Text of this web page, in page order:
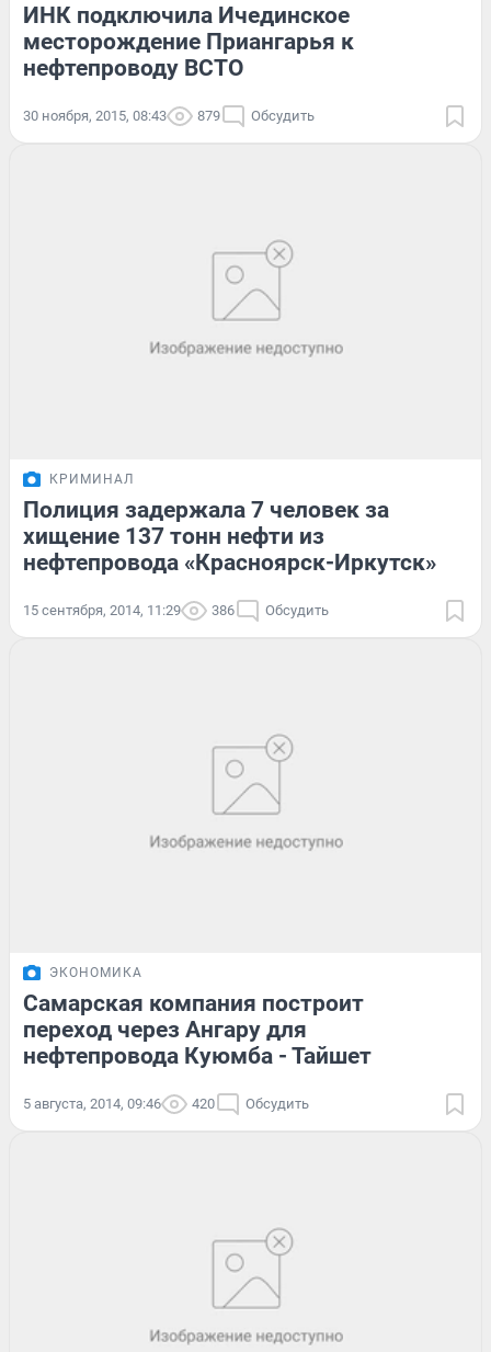
ИНК подключила Ичединское
месторождение Приангарья к
нефтепроводу ВСТО
30 ноября, 2015, 08:43 879 Обсудить
КРИМИНАЛ
Полиция задержала 7 человек за
хищение 137 тонн нефти из
нефтепровода «Красноярск-Иркутск»
15 сентября, 2014, 11:29 386 Обсудить
ЭКОНОМИКА
Самарская компания построит
переход через Ангару для
нефтепровода Куюмба - Тайшет
5 августа, 2014, 09:46 420 Обсудить